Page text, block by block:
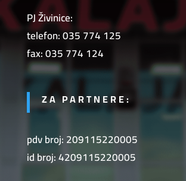
PJ Živinice:
telefon: 035 774 125
fax: 035 774 124
ZA PARTNERE:
pdv broj: 209115220005
id broj: 4209115220005